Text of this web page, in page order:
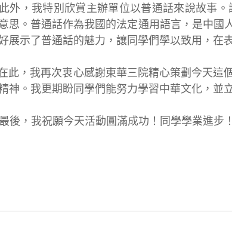
我特別欣賞主辦單位以普通話來說故事。
思。普通話作為我國的法定通用語言，是中
展示了普通話的魅力，讓同學們學以致用，在
我再次衷心感謝東華三院精心策劃今天這個
神。我更期盼同學們能努力學習中華文化，並
我祝願今天活動圓滿成功！同學學業進步！